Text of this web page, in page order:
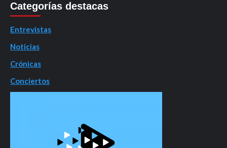
Categorías destacas
Entrevistas
Noticias
Crónicas
Conciertos